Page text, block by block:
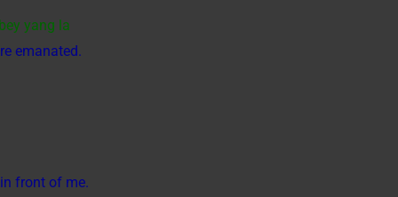
yang la
emanated.
front of me.